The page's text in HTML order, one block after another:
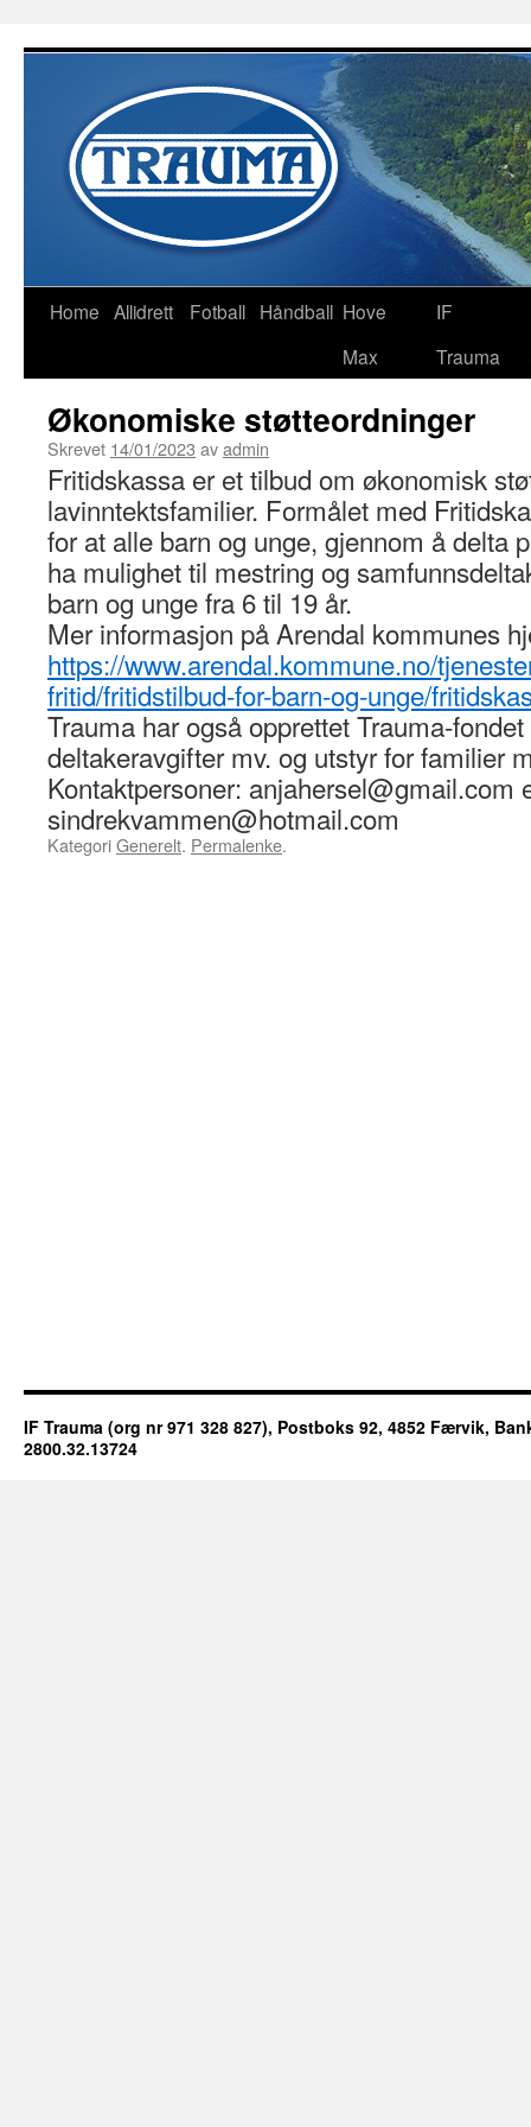
Home Allidrett Fotball Håndball Hove
Max
IF
Trauma
Økonomiske støtteordninger
Skrevet 14/01/2023 avadmin
Fritidskassa er et tilbud om økonomisk
lavinntektsfamilier. Formålet med
for at alle barn og unge, gjennom å delta
ha mulighet til mestring og
barn og unge fra 6 til 19 år.
Mer informasjon på Arendal kommunes
https://www.arendal.kommune.no/
fritid/fritidstilbud-for-barn-og-unge/
Trauma har også opprettet Trauma-
deltakeravgifter mv. og utstyr for familier
Kontaktpersoner: anjahersel@gmail.com
sindrekvammen@hotmail.com
KategoriGenerelt. Permalenke.
IF Trauma (org nr 971 328 827), Postboks 92, 4852 Færvik,
2800.32.13724